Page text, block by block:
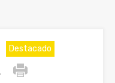
Destacado